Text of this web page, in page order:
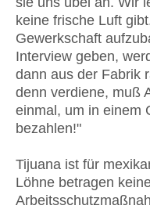
keine frische Luft
Gewerkschaft
Interview geben,
dann aus der Fabrik
denn verdiene, muß
einmal, um in einem
bezahlen!"
Tijuana ist für
Löhne betragen